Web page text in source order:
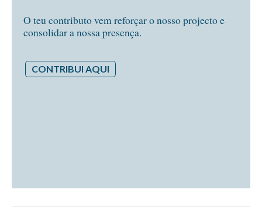
O teu contributo vem reforçar o nosso projecto e
consolidar a nossa presença.
CONTRIBUI AQUI